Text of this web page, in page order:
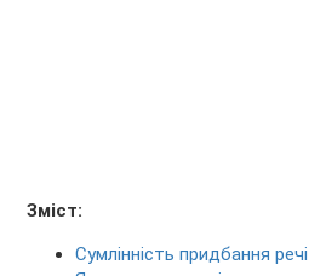
Зміст:
Сумлінність придбання речі